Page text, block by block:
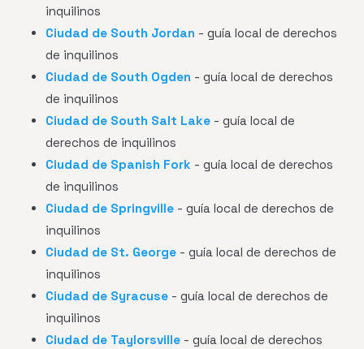
inquilinos
Ciudad de South Jordan - guía local de derechos
de inquilinos
Ciudad de South Ogden - guía local de derechos
de inquilinos
Ciudad de South Salt Lake - guía local de
derechos de inquilinos
Ciudad de Spanish Fork - guía local de derechos
de inquilinos
Ciudad de Springville - guía local de derechos de
inquilinos
Ciudad de St. George - guía local de derechos de
inquilinos
Ciudad de Syracuse - guía local de derechos de
inquilinos
Ciudad de Taylorsville - guía local de derechos